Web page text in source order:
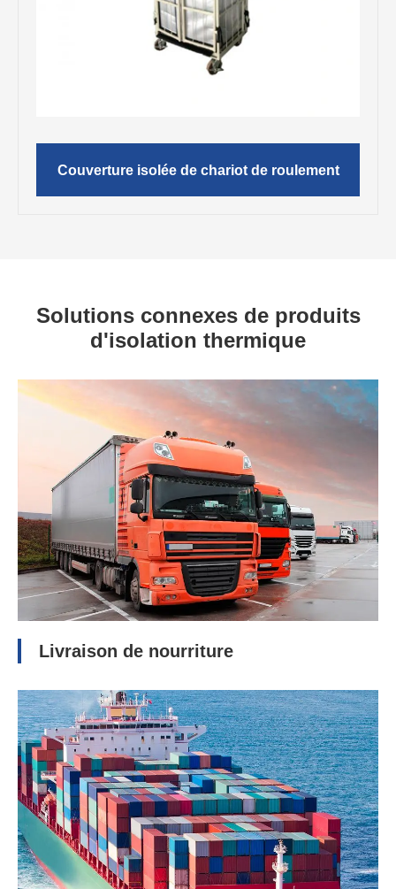
Couverture isolée de chariot de roulement
Solutions connexes de produits
d'isolation thermique
Livraison de nourriture